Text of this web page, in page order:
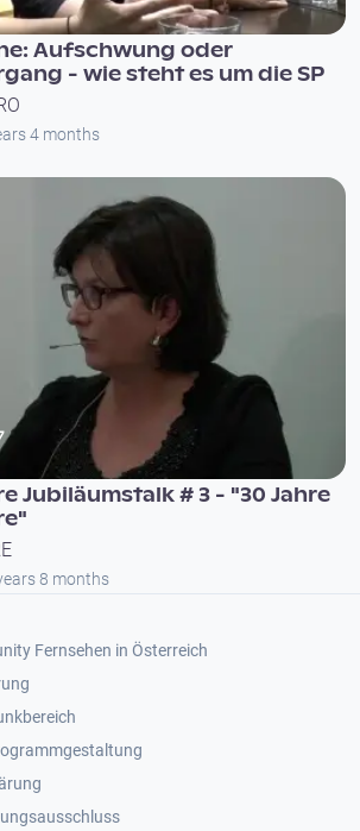
Aufschwung oder
- wie steht es um die SP
4 months
Jubiläumstalk # 3 - "30 Jahre
8 months
Fernsehen in Österreich